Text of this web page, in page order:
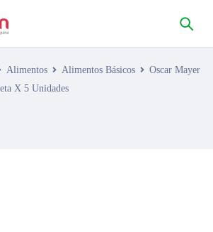
Alimentos Alimentos Básicos
Oscar Mayer
X 5 Unidades